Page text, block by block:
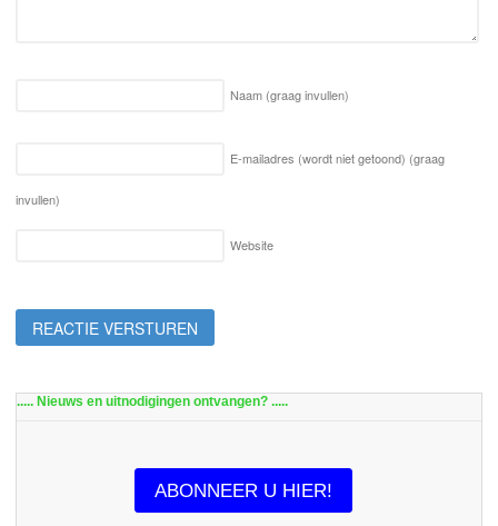
Naam (graag invullen)
E-mailadres (wordt niet getoond) (graag
invullen)
Website
..... Nieuws en uitnodigingen ontvangen? .....
ABONNEER U HIER!